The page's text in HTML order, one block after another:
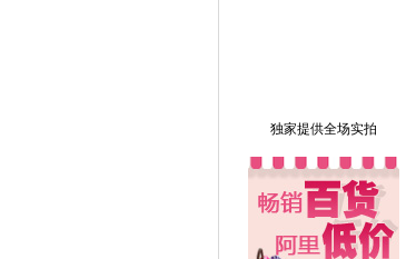
独家提供全场实拍